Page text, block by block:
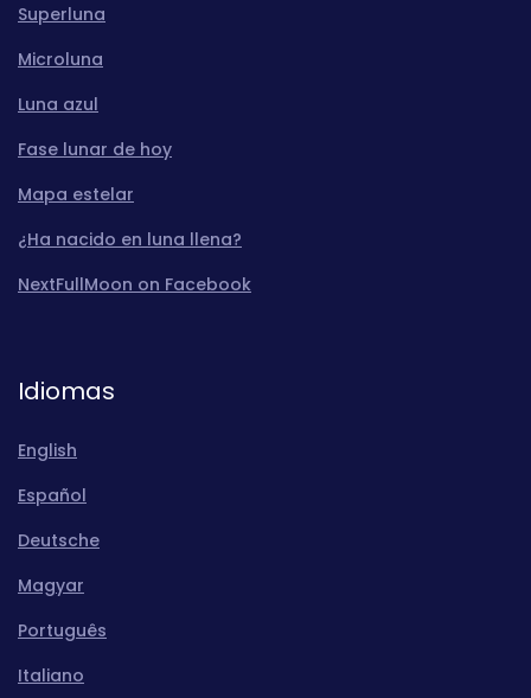
Superluna
Microluna
Luna azul
Fase lunar de hoy
Mapa estelar
¿Ha nacido en luna llena?
NextFullMoon on Facebook
Idiomas
English
Español
Deutsche
Magyar
Português
Italiano